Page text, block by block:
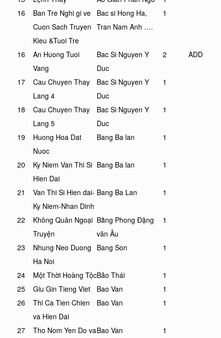
16
Ban Tre Nghi gi ve
Cuon Sach Truyen
Kieu &Tuoi Tre
Bac si Hong Ha,
Tran Nam Anh ….
1
16
An Huong Tuoi
Vang
Bac Si Nguyen Y
Duc
2 ADD
17
Cau Chuyen Thay
Lang 4
Bac Si Nguyen Y
Duc
1
18
Cau Chuyen Thay
Lang 5
Bac Si Nguyen Y
Duc
1
19
Huong Hoa Dat
Nuoc
Bang Ba lan 1
20
Ky Niem Van Thi Si
Hien Dai
Bang Ba lan 1
21
Van Thi Si Hien dai-
Ky Niem-Nhan Dinh
Bang Ba Lan 1
22
Không Quân Ngoại
Truyện
Bằng Phong Đặng
văn Âu
1
23
Nhung Neo Duong
Ha Noi
Bang Son 1
24 Một Thời Hoàng TộcBảo Thái
1
25
Giu Gin Tieng Viet Bao Van
1
26
Thi Ca Tien Chien
va Hien Dai
Bao Van 1
27
Tho Nom Yen Do vaBao Van 1